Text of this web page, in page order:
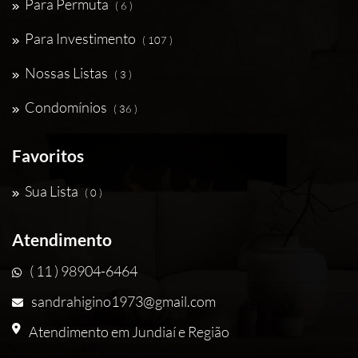
Para Permuta ( 6 )
Para Investimento ( 107 )
Nossas Listas ( 3 )
Condomínios ( 36 )
Favoritos
Sua Lista ( 0 )
Atendimento
( 11 ) 98904-6464
sandrahigino1973@gmail.com
Atendimento em Jundiaí e Região